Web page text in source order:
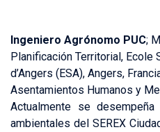
Ingeniero Agrónomo PUC;
Planificación Territorial, Ecole
d’Angers (ESA), Angers,
Asentamientos Humanos y
Actualmente se
ambientales del SEREX